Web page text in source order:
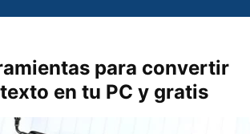
para convertir
en tu PC y gratis